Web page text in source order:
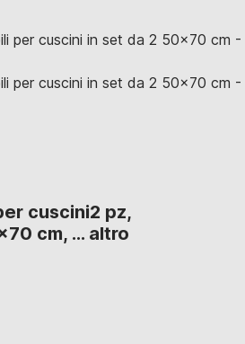
cuscini2 pz,
cm, … altro